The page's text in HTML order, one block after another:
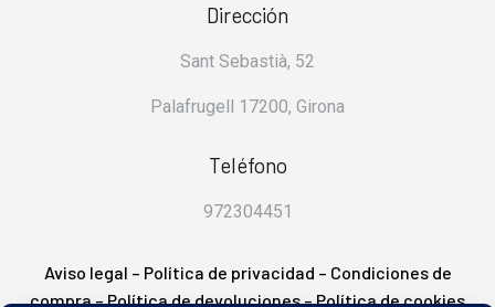
Dirección
Sant Sebastià, 52
Palafrugell 17200, Girona
Teléfono
972304451
Aviso legal – Política de privacidad – Condiciones de
compra–Política de devoluciones–Política de cookies